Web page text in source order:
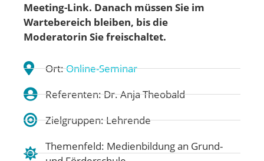
Meeting-Link. Danach müssen Sie im
Wartebereich bleiben, bis die
Moderatorin Sie freischaltet.
Ort:Online-Seminar
Referenten: Dr. Anja Theobald
Zielgruppen: Lehrende
Themenfeld: Medienbildung an Grund-